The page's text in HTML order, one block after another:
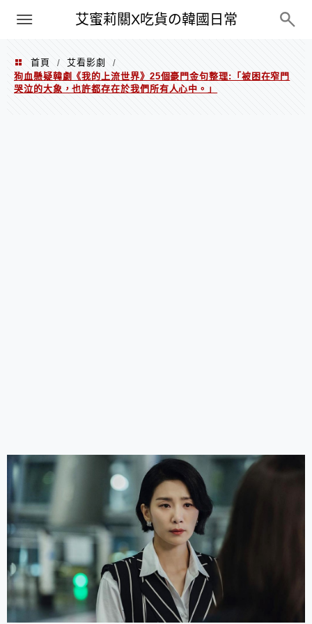
艾蜜莉關X吃貨の韓國日常
PXN
首頁 / 艾看影劇
/
狗血懸疑韓劇《我的上流世界》25個豪門金句整理:「被困在窄門
哭泣的大象，也許都存在於我們所有人心中。」